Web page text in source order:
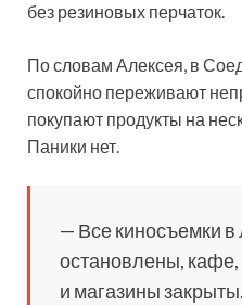
без резиновых перчаток.
По словам Алексея, в
спокойно переживают
покупают продукты на
Паники нет.
— Все киносъемки
остановлены,
и магазины